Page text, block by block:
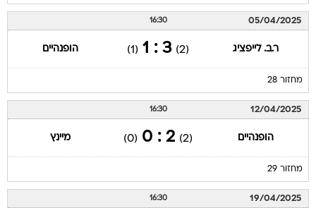
05/04/2025
16:30
ר.ב. לייפציג (2)
3 : 1
(1) הופנהיים
מחזור 28
12/04/2025
16:30
הופנהיים (2)
2 : 0
(0) מיינץ
מחזור 29
19/04/2025
16:30